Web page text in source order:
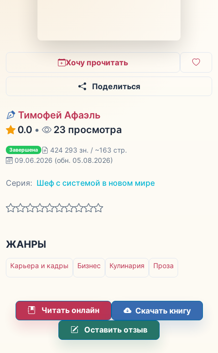
Хочу прочитать
Поделиться
Тимофей Афаэль
0.0 • 23 просмотра
Завершена
424 293 зн. / ~163 стр.
09.06.2026 (обн. 05.08.2026)
Серия: Шеф с системой в новом мире
ЖАНРЫ
Карьера и кадры Бизнес Кулинария Проза
Читать онлайн
Скачать книгу
Оставить отзыв